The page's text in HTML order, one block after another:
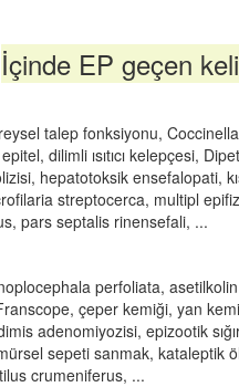
İçinde EP geçen
talep fonksiyonu,
dilimli ısıtıcı kelepçesi,
hepatotoksik ensefalopati,
streptocerca, multipl
pars septalis rinensefali, ...
perfoliata,
çeper kemiği, yan
adenomiyozisi, epizootik
sepeti sanmak, kataleptik
crumeniferus, ...